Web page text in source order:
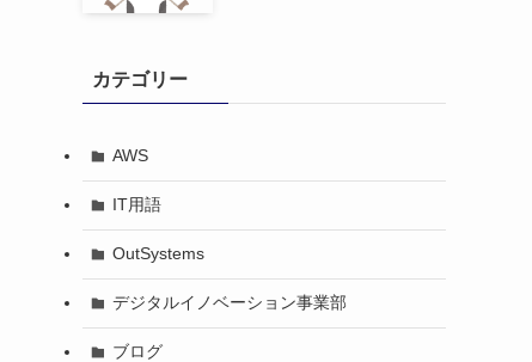
カテゴリー
AWS
IT用語
OutSystems
デジタルイノベーション事業部
ブログ